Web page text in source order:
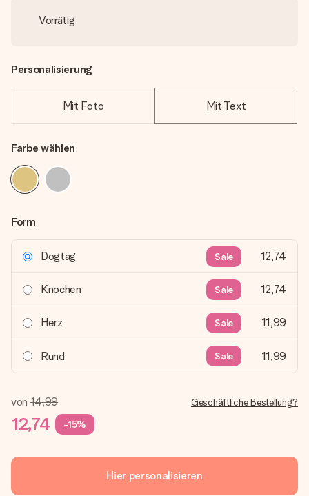
Vorrätig
Personalisierung
Mit Foto Mit Text
Farbe wählen
Form
Dogtag Sale 12,74
Knochen Sale 12,74
Herz Sale 11,99
Rund Sale 11,99
von 14,99
12,74 -15%
Geschäftliche Bestellung?
Hier personalisieren